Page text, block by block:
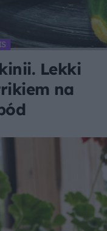
Lekki
na